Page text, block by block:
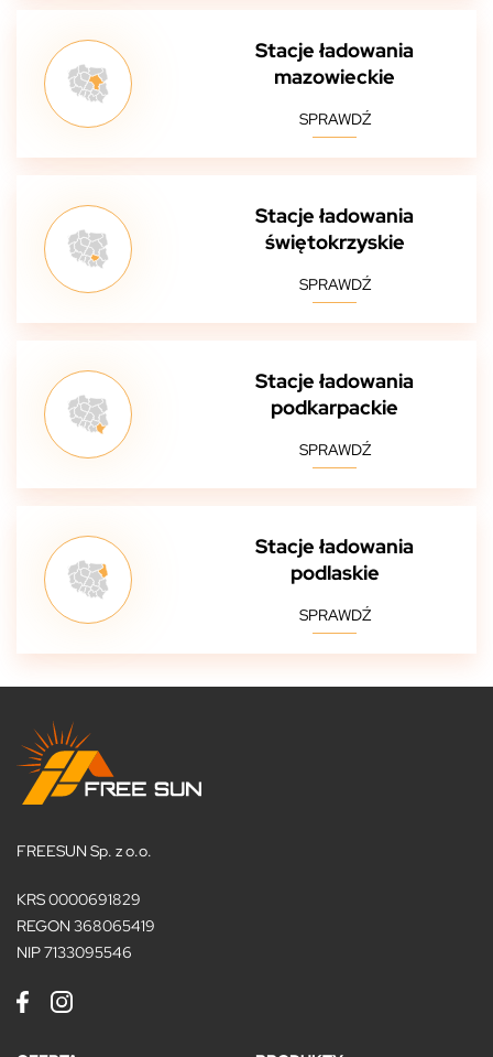
Stacje ładowania
mazowieckie
SPRAWDŹ
Stacje ładowania
świętokrzyskie
SPRAWDŹ
Stacje ładowania
podkarpackie
SPRAWDŹ
Stacje ładowania
podlaskie
SPRAWDŹ
FREESUN Sp. z o.o.
KRS 0000691829
REGON 368065419
NIP 7133095546